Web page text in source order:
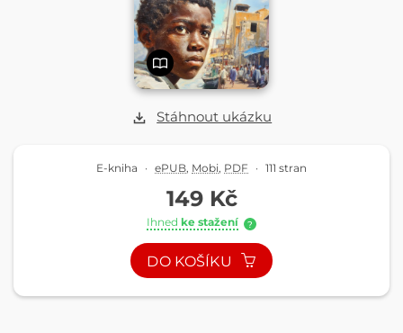
Stáhnout ukázku
E-kniha · ePUB Mobi PDF · 111 stran
149 Kč
Ihned ke stažení ?
DO KOŠÍKU